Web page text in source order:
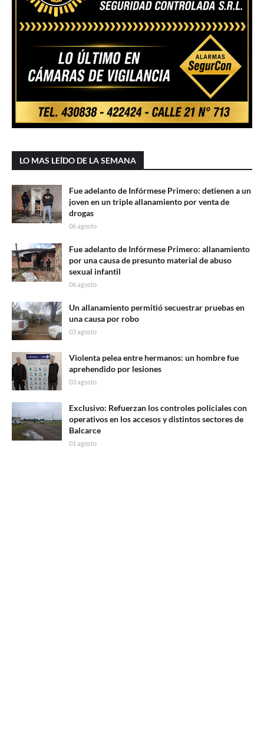
LO MAS LEÍDO DE LA SEMANA
Fue adelanto de Infórmese Primero: detienen a un
joven en un triple allanamiento por venta de
drogas
06 agosto
Fue adelanto de Infórmese Primero: allanamiento
por una causa de presunto material de abuso
sexual infantil
06 agosto
Un allanamiento permitió secuestrar pruebas en
una causa por robo
03 agosto
Violenta pelea entre hermanos: un hombre fue
aprehendido por lesiones
03 agosto
Exclusivo: Refuerzan los controles policiales con
operativos en los accesos y distintos sectores de
Balcarce
01 agosto